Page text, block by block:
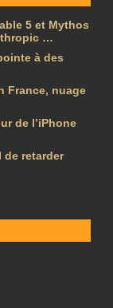
5 et Mythos
…
à des
France, nuage
de l’iPhone
de retarder